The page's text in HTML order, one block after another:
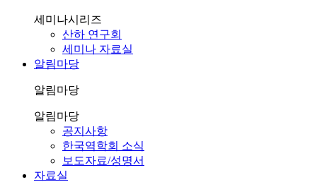
세미나시리즈
산하 연구회
세미나 자료실
알림마당
알림마당
알림마당
공지사항
한국역학회 소식
보도자료/성명서
자료실